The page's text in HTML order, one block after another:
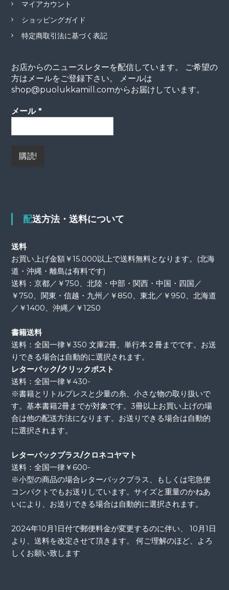
マイアカウント
ショッピングガイド
特定商取引法に基づく表記
お店からのニュースレターを配信しています。 ご希望の
方はメールをご登録下さい。 メールは
shop@puolukkamill.comからお届けしています。
メール *
配送方法・送料について
送料
お買い上げ金額￥15.000以上で送料無料となります。(北海
道・沖縄・離島は有料です)
送料：京都／￥750、北陸・中部・関西・中国・四国／
￥750、関東・信越・九州／￥850、東北／￥950、北海道
／￥1400、沖縄／￥1250
書籍送料
送料：全国一律￥350 文庫2冊、単行本２冊までです。お送
りできる場合は自動的に選択されます。
レターパック/クリックポスト
送料：全国一律￥430-
※書籍とリトルプレスと少量の糸、小さな物の取り扱いで
す。基本書籍2冊までが対象です。3冊以上お買い上げの場
合は他の配送方法になります。お送りできる場合は自動的
に選択されます。
レターパックプラス/クロネコヤマト
送料：全国一律￥600-
※小型の商品の場合レターパックプラス、もしくは宅急便
コンパクトでもお送りしています。サイズと重量のかねあ
いにより、お送りできる場合は自動的に選択されます。
2024年10月1日付で郵便料金が変更するのに伴い、 10月1日
より、送料を改定させて頂きます。 何ご理解のほど、よろ
しくお願い致します